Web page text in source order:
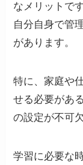
なメリットで
自分自身で管
があります。
特に、家庭や
せる必要があ
の設定が不可
学習に必要な